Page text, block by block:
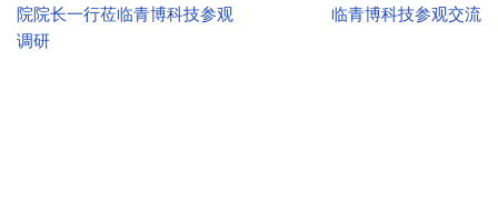
院院长一行莅临青博科技参观
调研
临青博科技参观交流